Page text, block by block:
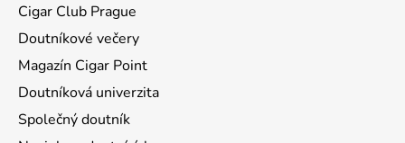
Cigar Club Prague
Doutníkové večery
Magazín Cigar Point
Doutníková univerzita
Společný doutník